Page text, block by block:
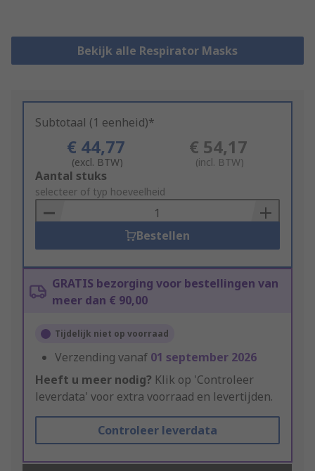
Bekijk alle Respirator Masks
Subtotaal (1 eenheid)*
€ 44,77
(excl. BTW)
€ 54,17
(incl. BTW)
Add
to
Basket
Aantal stuks
selecteer of typ hoeveelheid
Bestellen
GRATIS bezorging voor bestellingen van
meer dan € 90,00
Tijdelijk niet op voorraad
Verzending vanaf 01 september 2026
Heeft u meer nodig? Klik op 'Controleer
leverdata' voor extra voorraad en levertijden.
Controleer leverdata